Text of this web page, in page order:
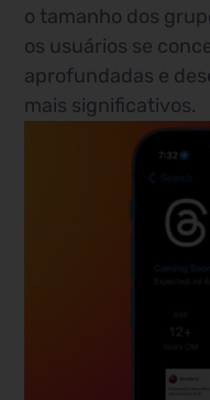
o tamanho dos
os usuários se
aprofundadas e
mais significativos.